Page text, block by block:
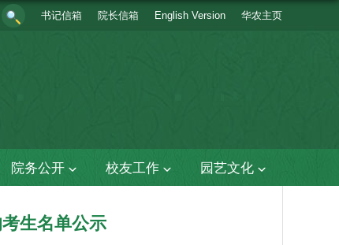
书记信箱 院长信箱 English Version 华农主页
院务公开 校友工作 园艺文化
生名单公示